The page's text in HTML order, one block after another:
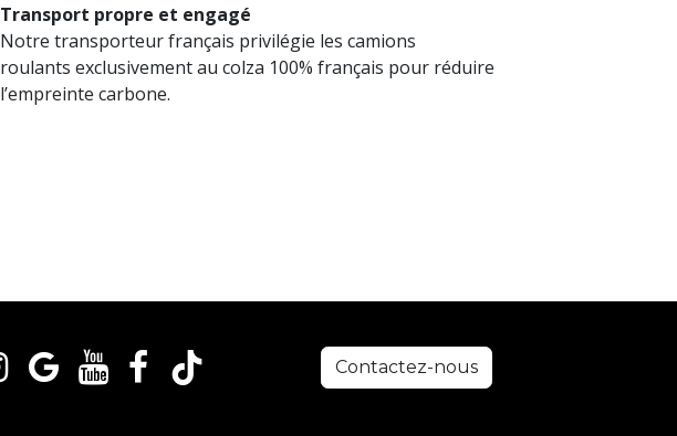
Transport propre et engagé
Notre transporteur français privilégie les camions
roulants exclusivement au colza 100% français pour réduire
l’empreinte carbone.
Contactez-nous